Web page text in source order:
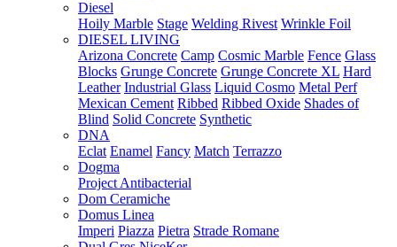
Diesel
Hoily Marble Stage Welding Rivest Wrinkle Foil
DIESEL LIVING
Arizona Concrete Camp Cosmic Marble Fence Glass
Blocks Grunge Concrete Grunge Concrete XL Hard
Leather Industrial Glass Liquid Cosmo Metal Perf
Mexican Cement Ribbed Ribbed Oxide Shades of
Blind Solid Concrete Synthetic
DNA
Eclat Enamel Fancy Match Terrazzo
Dogma
Project Antibacterial
Dom Ceramiche
Domus Linea
Imperi Piazza Pietra Strade Romane